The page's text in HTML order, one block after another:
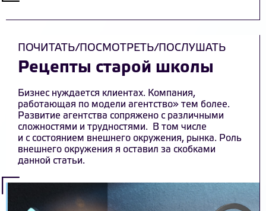
ПОЧИТАТЬ/ПОСМОТРЕТЬ/ПОСЛУШАТЬ
Рецепты старой школы
Бизнес нуждается клиентах. Компания,
работающая по модели агентство» тем более.
Развитие агентства сопряжено с различными
сложностями и трудностями. В том числе
и с состоянием внешнего окружения, рынка. Роль
внешнего окружения я оставил за скобками
данной статьи.